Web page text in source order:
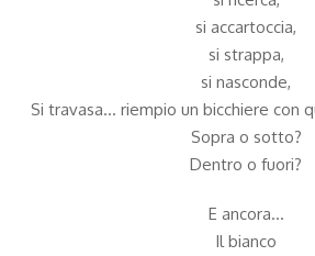
si accartoccia,
si strappa,
si nasconde,
Si travasa… riempio un bicchiere con
Sopra o sotto?
Dentro o fuori?
E ancora…
Il bianco